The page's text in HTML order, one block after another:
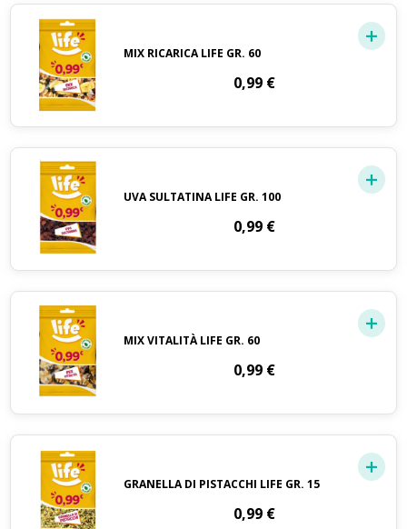
MIX RICARICA LIFE GR. 60
0,99 €
UVA SULTATINA LIFE GR. 100
0,99 €
MIX VITALITÀ LIFE GR. 60
0,99 €
GRANELLA DI PISTACCHI LIFE GR. 15
0,99 €